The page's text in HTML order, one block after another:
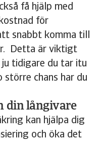
få hjälp med
för
snabbt komma till
Detta är viktigt
tidigare du tar itu
större chans har du
din långivare
kan hjälpa dig
och öka det